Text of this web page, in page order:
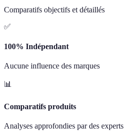
Comparatifs objectifs et détaillés
✅
100% Indépendant
Aucune influence des marques
📊
Comparatifs produits
Analyses approfondies par des experts